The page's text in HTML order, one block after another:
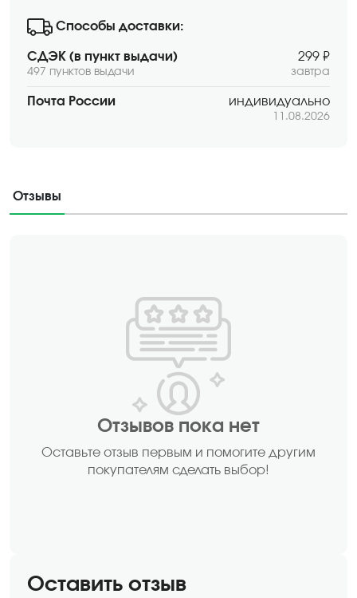
Способы доставки:
СДЭК (в пункт выдачи)
497 пунктов выдачи
299 ₽
завтра
Почта России индивидуально
11.08.2026
Отзывы
Отзывов пока нет
Оставьте отзыв первым и помогите другим
покупателям сделать выбор!
Оставить отзыв